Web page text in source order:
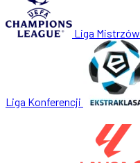
Liga Mistrzów
Liga Konferencji